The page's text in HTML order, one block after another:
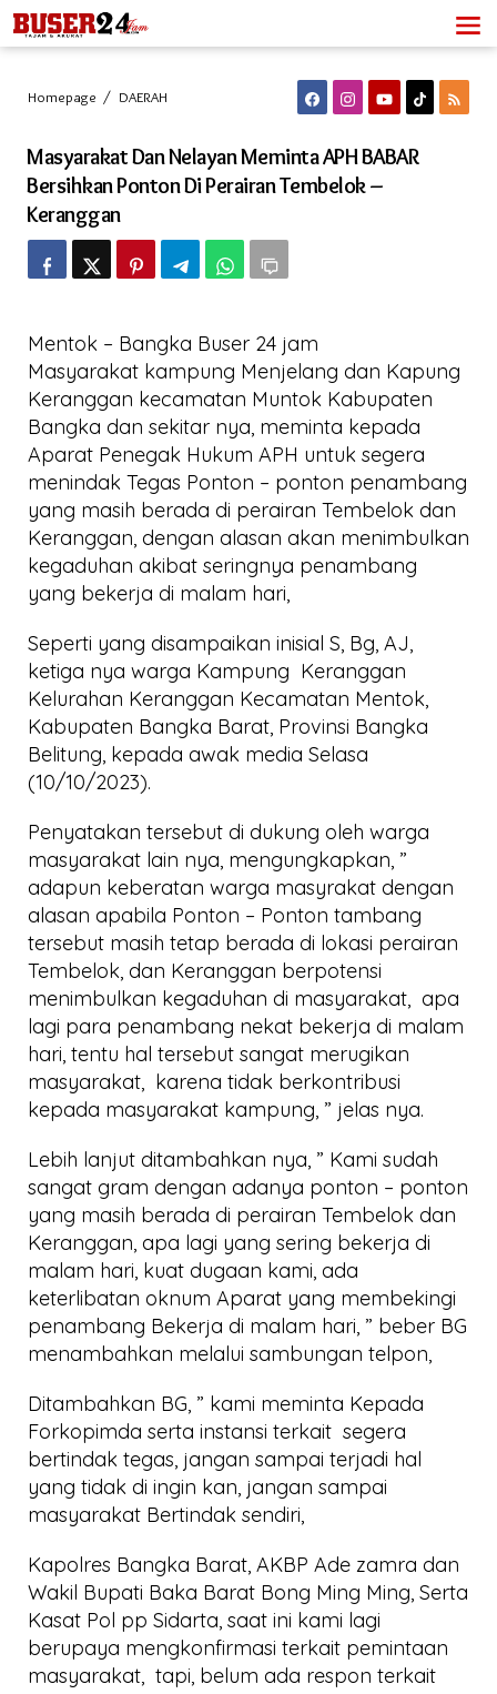
Lewati
ke
konten
Homepage / DAERAH
Meminta
APH
BABAR
Perairan
Keranggan
Masyarakat Dan Nelayan Meminta APH BABAR
Bersihkan Ponton Di Perairan Tembelok –
Keranggan
Mentok – Bangka Buser 24 jam
Masyarakat kampung Menjelang dan Kapung
Keranggan kecamatan Muntok Kabupaten
Bangka dan sekitar nya, meminta kepada
Aparat Penegak Hukum APH untuk segera
menindak Tegas Ponton – ponton penambang
yang masih berada di perairan Tembelok dan
Keranggan, dengan alasan akan menimbulkan
kegaduhan akibat seringnya penambang
yang bekerja di malam hari,
Seperti yang disampaikan inisial S, Bg, AJ,
ketiga nya warga Kampung Keranggan
Kelurahan Keranggan Kecamatan Mentok,
Kabupaten Bangka Barat, Provinsi Bangka
Belitung, kepada awak media Selasa
(10/10/2023).
Penyatakan tersebut di dukung oleh warga
masyarakat lain nya, mengungkapkan, ”
adapun keberatan warga masyrakat dengan
alasan apabila Ponton – Ponton tambang
tersebut masih tetap berada di lokasi perairan
Tembelok, dan Keranggan berpotensi
menimbulkan kegaduhan di masyarakat, apa
lagi para penambang nekat bekerja di malam
hari, tentu hal tersebut sangat merugikan
masyarakat, karena tidak berkontribusi
kepada masyarakat kampung, ” jelas nya.
Lebih lanjut ditambahkan nya, ” Kami sudah
sangat gram dengan adanya ponton – ponton
yang masih berada di perairan Tembelok dan
Keranggan, apa lagi yang sering bekerja di
malam hari, kuat dugaan kami, ada
keterlibatan oknum Aparat yang membekingi
penambang Bekerja di malam hari, ” beber BG
menambahkan melalui sambungan telpon,
Ditambahkan BG, ” kami meminta Kepada
Forkopimda serta instansi terkait segera
bertindak tegas, jangan sampai terjadi hal
yang tidak di ingin kan, jangan sampai
masyarakat Bertindak sendiri,
Kapolres Bangka Barat, AKBP Ade zamra dan
Wakil Bupati Baka Barat Bong Ming Ming, Serta
Kasat Pol pp Sidarta, saat ini kami lagi
berupaya mengkonfirmasi terkait pemintaan
masyarakat, tapi, belum ada respon terkait